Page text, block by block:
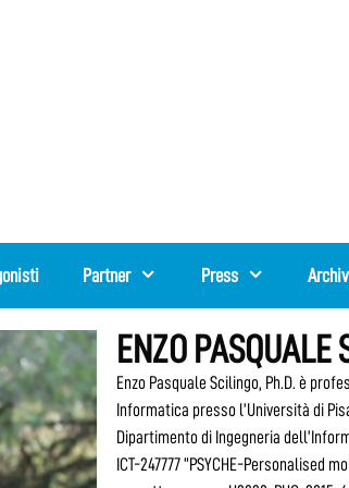
Partner Press
ENZO PASQUALE
Enzo Pasquale Scilingo, Ph.D. è
Informatica presso l’Università di
Dipartimento di Ingegneria
ICT-247777 “PSYCHE-Personalised